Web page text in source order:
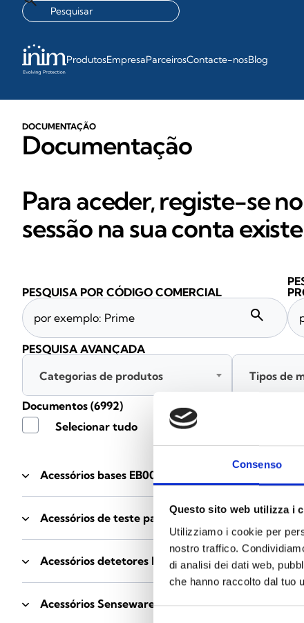
Consenso
Questo sito web utilizza i
Utilizziamo i cookie per
nostro traffico.
di analisi dei dati web,
che hanno raccolto dal tuo
ProdutosEmpresaParceirosContacte-nosBlog
DOCUMENTAÇÃO
Documentação
Para aceder, registe-se
sessão na sua conta
Acessórios bases EB00
Acessórios de teste para detetores
Acessórios detetores Enea - Materiais(35)
Acessórios Senseware - Materiais(2)
Documentos (6992)
Selecionar tudo
PESQUISA POR CÓDIGO COMERCIAL
search
PESQUISA AVANÇADA
Categorias de produtos
Tipos de